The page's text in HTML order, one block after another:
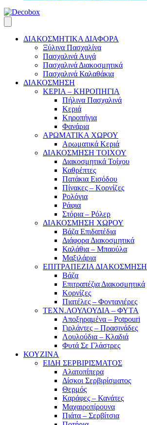
ΔΙΑΚΟΣΜΗΤΙΚΑ ΔΙΑΦΟΡΑ
Ξύλινα Πασχαλίνα
Πασχαλινά Αυγά
Πασχαλινά Διακοσμητικά
Πασχαλινά Καλαθάκια
ΔΙΑΚΟΣΜΗΣΗ
ΚΕΡΙΑ – ΚΗΡΟΠΗΓΙΑ
Πήλινα Πασχαλινά
Κεριά
Κηροπήγια
Φανάρια
ΑΡΩΜΑΤΙΚΑ ΧΩΡΟΥ
Αρωματικά Κεριά
ΔΙΑΚΟΣΜΗΣΗ ΤΟΙΧΟΥ
Διακοσμητικά Τοίχου
Καθρέπτες
Πατάκια Εισόδου
Πίνακες – Κορνίζες
Ρολόγια
Ράφια
Στόρια – Ρόλερ
ΔΙΑΚΟΣΜΗΣΗ ΧΩΡΟΥ
Βάζα Επιδαπέδια
Διάφορα Διακοσμητικά
Καλάθια – Μπαούλα
Μαξιλάρια
ΕΠΙΤΡΑΠΕΖΙΑ ΔΙΑΚΟΣΜΗΣΗ
Βάζα
Επιτραπέζια Διακοσμητικά
Κορνίζες
Πιατέλες – Φοντανιέρες
ΤΕΧΝ.ΛΟΥΛΟΥΔΙΑ – ΦΥΤΑ
Αποξηραμένα – Potpouri
Γιρλάντες – Πρασινάδες
Λουλούδια – Κλαδιά
Φυτά Σε Γλάστρες
ΚΟΥΖΙΝΑ
ΕΙΔΗ ΣΕΡΒΙΡΙΣΜΑΤΟΣ
Αλατοπίπερα
Δίσκοι Σερβιρίσματος
Θερμός
Καράφες – Κανάτες
Μαχαιροπίρουνα
Πιάτα – Σερβίτσια